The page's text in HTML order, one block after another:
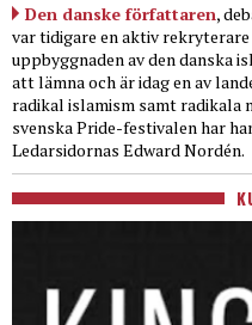
Den danske författaren,
var tidigare en aktiv
uppbyggnaden av den danska
att lämna och är idag en av
radikal islamism samt radikala
svenska Pride-festivalen har
Ledarsidornas Edward Nordén.